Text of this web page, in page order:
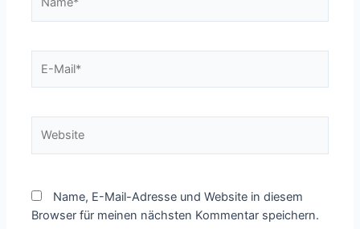
Mail*
Name, E-Mail-Adresse und Website in diesem
Browser für meinen nächsten Kommentar speichern.